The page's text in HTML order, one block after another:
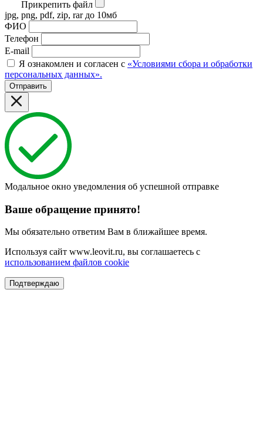
Прикрепить файл
jpg, png, pdf, zip, rar до 10мб
ФИО
Телефон
E-mail
Я ознакомлен и согласен с «Условиями сбора и обработки
персональных данных».
Отправить
Модальное окно уведомления об успешной отправке
Ваше обращение принято!
Мы обязательно ответим Вам в ближайшее время.
Используя сайт www.leovit.ru, вы соглашаетесь с
использованием файлов cookie
Подтверждаю